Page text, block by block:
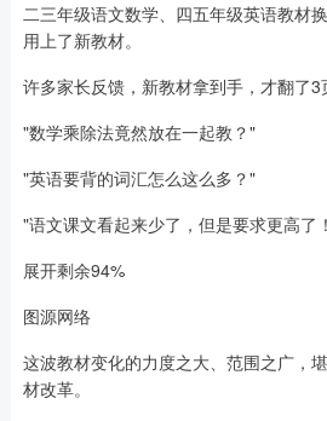
二三年级语文数学、四五年级英语教材
用上了新教材。
许多家长反馈，新教材拿到手，才翻了3
"数学乘除法竟然放在一起教？"
"英语要背的词汇怎么这么多？"
"语文课文看起来少了，但是要求更高了
展开剩余94%
图源网络
这波教材变化的力度之大、范围之广，
材改革。